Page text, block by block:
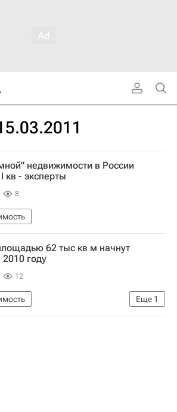
недвижимости в России
кв - эксперты
8
62 тыс кв м начнут
2010 году
12
Еще 1